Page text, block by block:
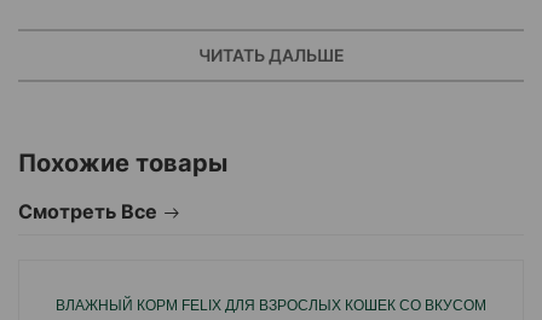
поддержания ее функций необходимы особые
питательные вещества.
Поддерживает оптимальный вес.
взрослыми кошками на инстинктивном уровне.
путей.
ЧИТАТЬ ДАЛЬШЕ
Похожие товары
Смотреть Все
ВЛАЖНЫЙ КОРМ FELIX ДЛЯ ВЗРОСЛЫХ КОШЕК СО ВКУСОМ